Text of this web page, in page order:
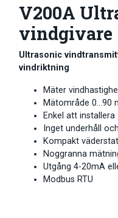
V200A
vindgivare
Ultrasonic
vindriktning
Mäter
Mätområde 0…90
Enkel att installera
Inget underhåll
Kompakt
Noggranna
Utgång 4-20mA
Modbus RTU